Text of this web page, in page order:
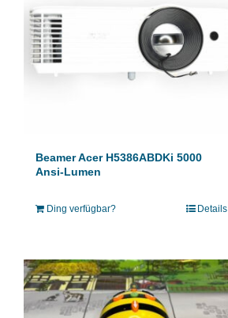
Beamer Acer H5386ABDKi 5000
Ansi-Lumen
Ding verfügbar? Details